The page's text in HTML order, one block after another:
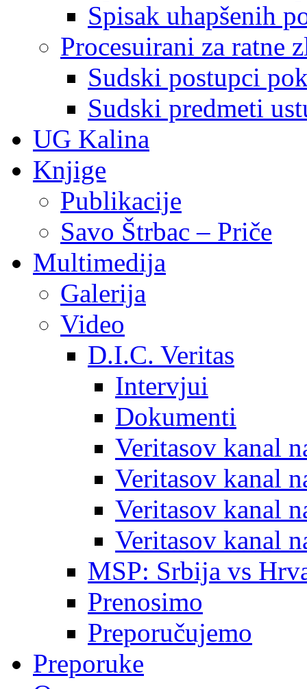
Spisak uhapšenih
Procesuirani za ratne
Sudski postupci
Sudski predmeti
UG Kalina
Knjige
Publikacije
Savo Štrbac – Priče
Multimedija
Galerija
Video
D.I.C. Veritas
Intervjui
Dokumenti
Veritasov kanal
Veritasov kanal
Veritasov kanal
Veritasov kanal
MSP: Srbija vs
Prenosimo
Preporučujemo
Preporuke